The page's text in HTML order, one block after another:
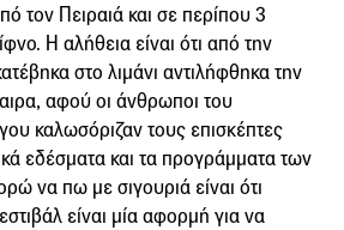
τον Πειραιά και σε περίπου 3
Η αλήθεια είναι ότι από την
στο λιμάνι αντιλήφθηκα την
αφού οι άνθρωποι του
καλωσόριζαν τους επισκέπτες
εδέσματα και τα προγράμματα των
να πω με σιγουριά είναι ότι
είναι μία αφορμή για να